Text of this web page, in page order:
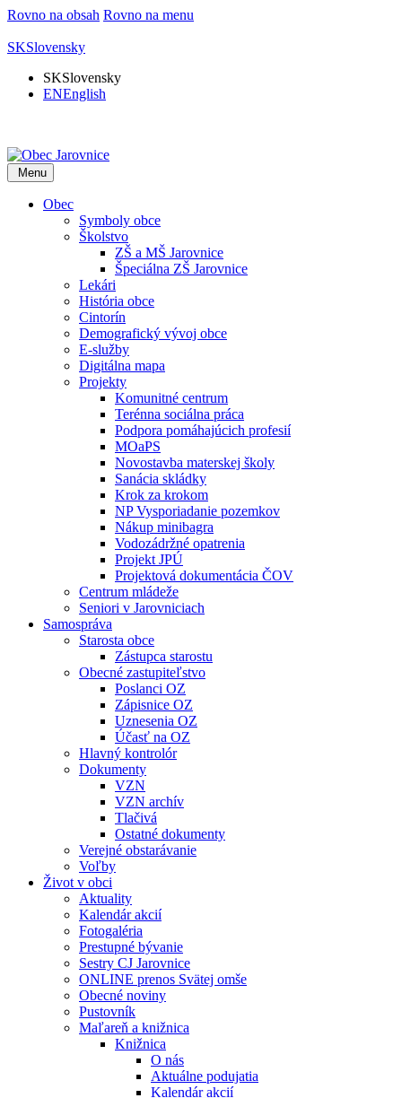
Rovno na obsah Rovno na menu
SKSlovensky
SKSlovensky
ENEnglish
Menu
Obec
Symboly obce
Školstvo
ZŠ a MŠ Jarovnice
Špeciálna ZŠ Jarovnice
Lekári
História obce
Cintorín
Demografický vývoj obce
E-služby
Digitálna mapa
Projekty
Komunitné centrum
Terénna sociálna práca
Podpora pomáhajúcich profesií
MOaPS
Novostavba materskej školy
Sanácia skládky
Krok za krokom
NP Vysporiadanie pozemkov
Nákup minibagra
Vodozádržné opatrenia
Projekt JPÚ
Projektová dokumentácia ČOV
Centrum mládeže
Seniori v Jarovniciach
Samospráva
Starosta obce
Zástupca starostu
Obecné zastupiteľstvo
Poslanci OZ
Zápisnice OZ
Uznesenia OZ
Účasť na OZ
Hlavný kontrolór
Dokumenty
VZN
VZN archív
Tlačivá
Ostatné dokumenty
Verejné obstarávanie
Voľby
Život v obci
Aktuality
Kalendár akcií
Fotogaléria
Prestupné bývanie
Sestry CJ Jarovnice
ONLINE prenos Svätej omše
Obecné noviny
Pustovník
Maľareň a knižnica
Knižnica
O nás
Aktuálne podujatia
Kalendár akcií